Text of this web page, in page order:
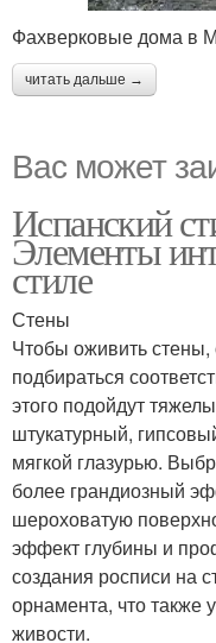
Фахверковые дома в
читать дальше →
Вас может
Испанский
Элементы
стиле
Стены
Чтобы оживить
подбираться
этого подойдут
штукатурный,
мягкой глазурью.
более грандиозный
шероховатую
эффект глубины и
создания росписи на
орнамента, что также
живости.